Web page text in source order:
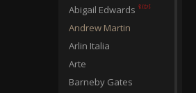
Abigail Edwards
Andrew Martin
Arlin Italia
Arte
Barneby Gates